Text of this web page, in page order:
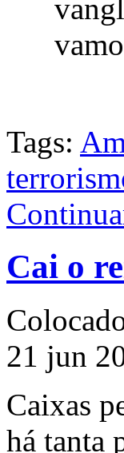
Tags:
Cai o
21 jun
Caixas
há tanta